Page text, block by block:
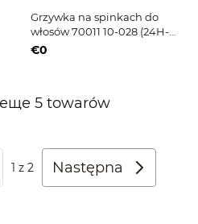
Grzywka na spinkach do
włosów 70011 10-028 (24H-
613)
€0
5 towarów
1 z 2 Następna